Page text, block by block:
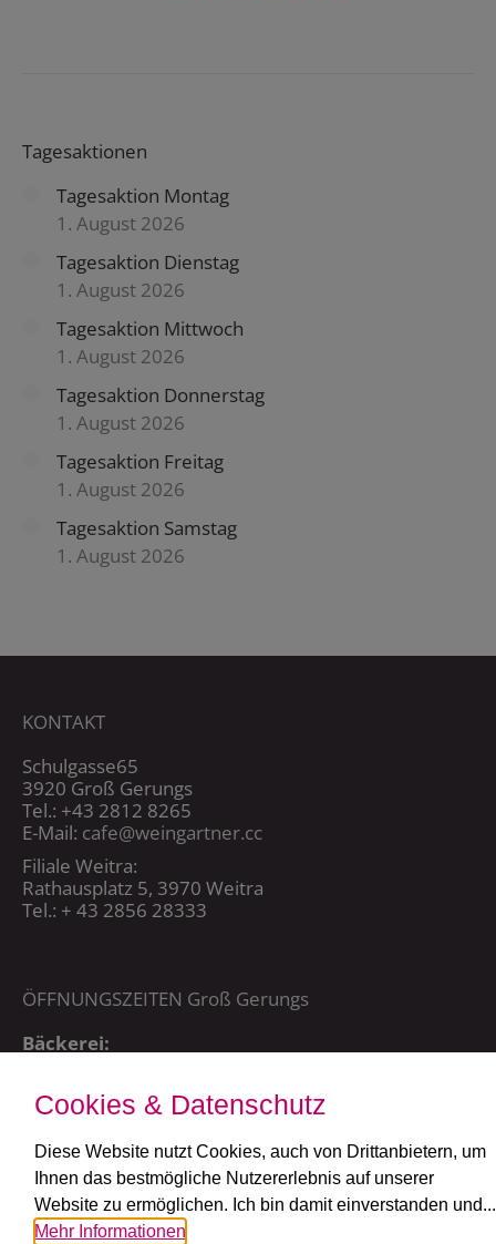
Tagesaktionen
Tagesaktion Montag
1. August 2026
Tagesaktion Dienstag
1. August 2026
Tagesaktion Mittwoch
1. August 2026
Tagesaktion Donnerstag
1. August 2026
Tagesaktion Freitag
1. August 2026
Tagesaktion Samstag
1. August 2026
KONTAKT
Schulgasse65
3920 Groß Gerungs
Tel.: +43 2812 8265
E-Mail: cafe@weingartner.cc
Filiale Weitra:
Rathausplatz 5, 3970 Weitra
Tel.: + 43 2856 28333
ÖFFNUNGSZEITEN Groß Gerungs
Bäckerei:
Café:
täglich ab 7:30 Uhr
ÖFFNUNGSZEITEN Weitra
Cookies & Datenschutz
Diese Website nutzt Cookies, auch von Drittanbietern, um
Ihnen das bestmögliche Nutzererlebnis auf unserer
Website zu ermöglichen. Ich bin damit einverstanden und...
Mehr Informationen